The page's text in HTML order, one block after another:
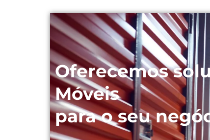
Oferecemos
Móveis
para o seu